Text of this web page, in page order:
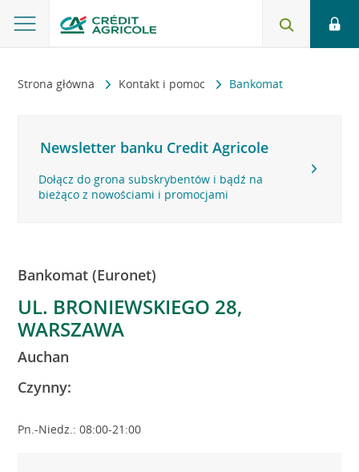
Strona główna Kontakt i pomoc Bankomat
Newsletter banku Credit Agricole
Dołącz do grona subskrybentów i bądź na
bieżąco z nowościami i promocjami
Bankomat (Euronet)
UL. BRONIEWSKIEGO 28,
WARSZAWA
Auchan
Czynny:
Pn.-Niedz.: 08:00-21:00